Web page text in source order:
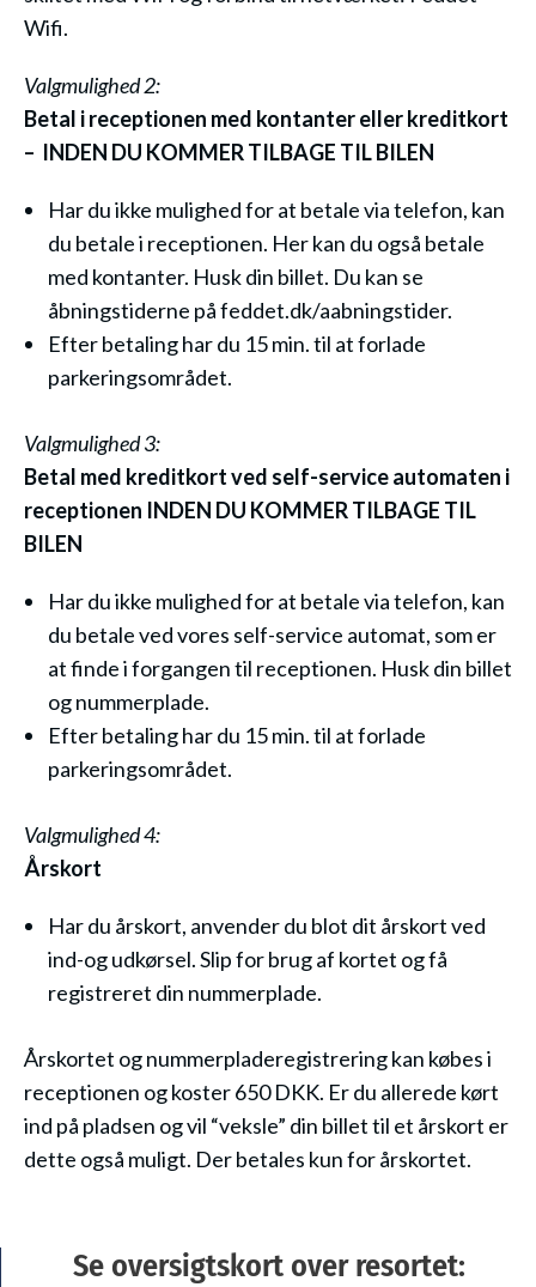
Wifi.
Valgmulighed 2:
Betal i receptionen med kontanter eller kreditkort
– INDEN DU KOMMER TILBAGE TIL BILEN
Har du ikke mulighed for at betale via telefon, kan
du betale i receptionen. Her kan du også betale
med kontanter. Husk din billet. Du kan se
åbningstiderne på feddet.dk/aabningstider.
Efter betaling har du 15 min. til at forlade
parkeringsområdet.
Valgmulighed 3:
Betal med kreditkort ved self-service automaten i
receptionen INDEN DU KOMMER TILBAGE TIL
BILEN
Har du ikke mulighed for at betale via telefon, kan
du betale ved vores self-service automat, som er
at finde i forgangen til receptionen. Husk din billet
og nummerplade.
Efter betaling har du 15 min. til at forlade
parkeringsområdet.
Valgmulighed 4:
Årskort
Har du årskort, anvender du blot dit årskort ved
ind-og udkørsel. Slip for brug af kortet og få
registreret din nummerplade.
Årskortet og nummerpladeregistrering kan købes i
receptionen og koster 650 DKK. Er du allerede kørt
ind på pladsen og vil “veksle” din billet til et årskort er
dette også muligt. Der betales kun for årskortet.
Se oversigtskort over resortet: